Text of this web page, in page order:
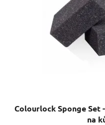
Colourlock Sponge
na